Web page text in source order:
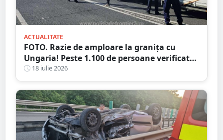
ACTUALITATE
FOTO. Razie de amploare la granița cu
Ungaria! Peste 1.100 de persoane verificate,
amenzi și dosare penale
18 iulie 2026